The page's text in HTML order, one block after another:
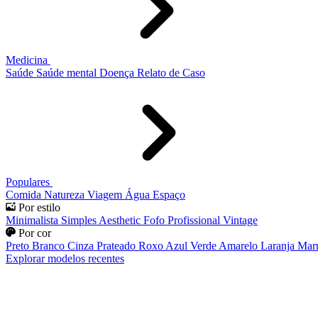
Medicina
Saúde Saúde mental Doença Relato de Caso
Populares
Comida Natureza Viagem Água Espaço
Por estilo
Minimalista Simples Aesthetic Fofo Profissional Vintage
Por cor
Preto Branco Cinza Prateado Roxo Azul Verde Amarelo Laranja
Explorar modelos recentes